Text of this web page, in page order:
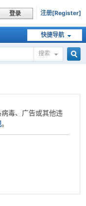
登录 注册[Register]
快捷导航
搜索
毒、广告或其他违
。